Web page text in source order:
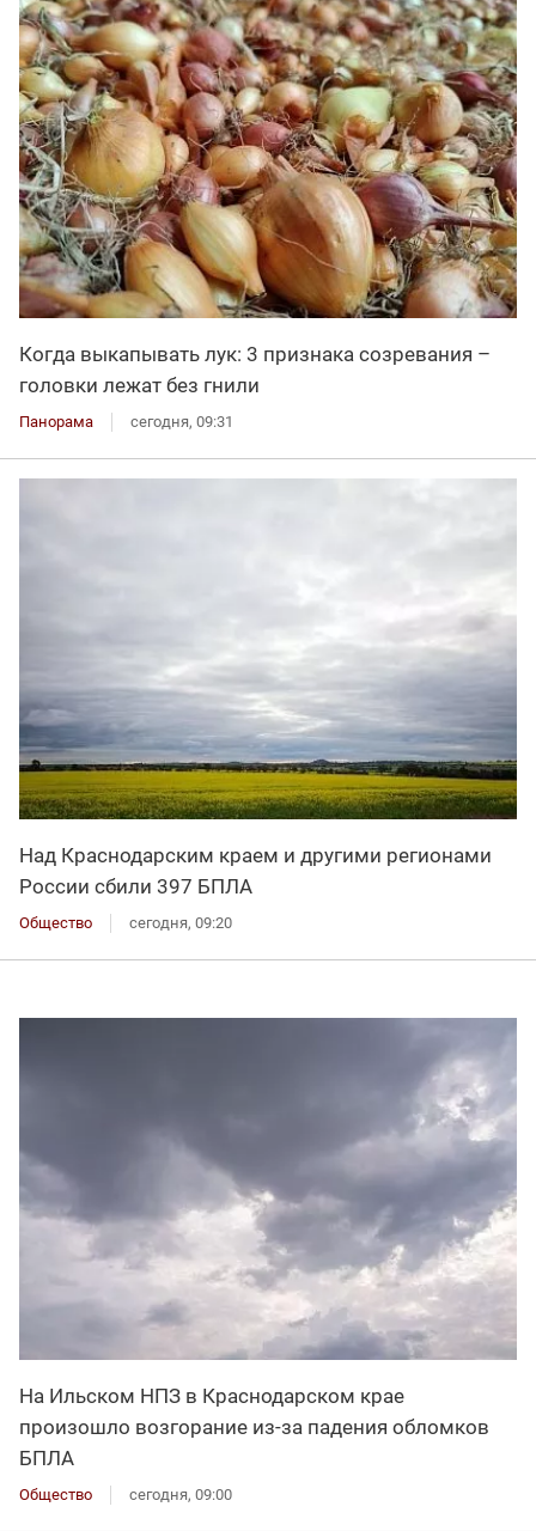
Когда выкапывать лук: 3 признака созревания –
головки лежат без гнили
Панорама сегодня, 09:31
Над Краснодарским краем и другими регионами
России сбили 397 БПЛА
Общество сегодня, 09:20
На Ильском НПЗ в Краснодарском крае
произошло возгорание из-за падения обломков
БПЛА
Общество сегодня, 09:00